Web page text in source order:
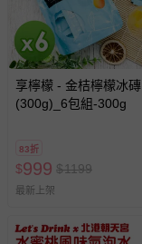
享檸檬 - 金桔檸檬冰磚
(300g)_6包組-300g
83折
$999 $1199
最新上架